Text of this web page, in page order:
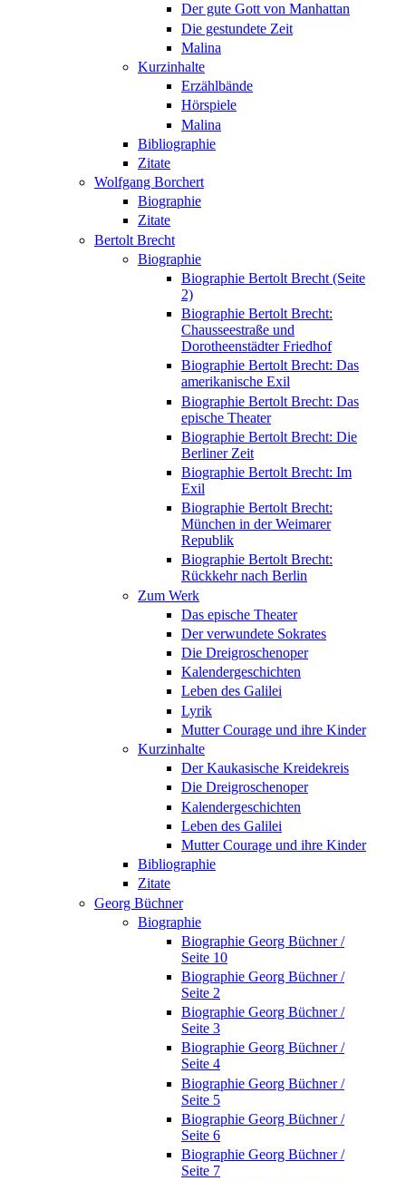
Der gute Gott von Manhattan
Die gestundete Zeit
Malina
Kurzinhalte
Erzählbände
Hörspiele
Malina
Bibliographie
Zitate
Wolfgang Borchert
Biographie
Zitate
Bertolt Brecht
Biographie
Biographie Bertolt Brecht (Seite
2)
Biographie Bertolt Brecht:
Chausseestraße und
Dorotheenstädter Friedhof
Biographie Bertolt Brecht: Das
amerikanische Exil
Biographie Bertolt Brecht: Das
epische Theater
Biographie Bertolt Brecht: Die
Berliner Zeit
Biographie Bertolt Brecht: Im
Exil
Biographie Bertolt Brecht:
München in der Weimarer
Republik
Biographie Bertolt Brecht:
Rückkehr nach Berlin
Zum Werk
Das epische Theater
Der verwundete Sokrates
Die Dreigroschenoper
Kalendergeschichten
Leben des Galilei
Lyrik
Mutter Courage und ihre Kinder
Kurzinhalte
Der Kaukasische Kreidekreis
Die Dreigroschenoper
Kalendergeschichten
Leben des Galilei
Mutter Courage und ihre Kinder
Bibliographie
Zitate
Georg Büchner
Biographie
Biographie Georg Büchner /
Seite 10
Biographie Georg Büchner /
Seite 2
Biographie Georg Büchner /
Seite 3
Biographie Georg Büchner /
Seite 4
Biographie Georg Büchner /
Seite 5
Biographie Georg Büchner /
Seite 6
Biographie Georg Büchner /
Seite 7